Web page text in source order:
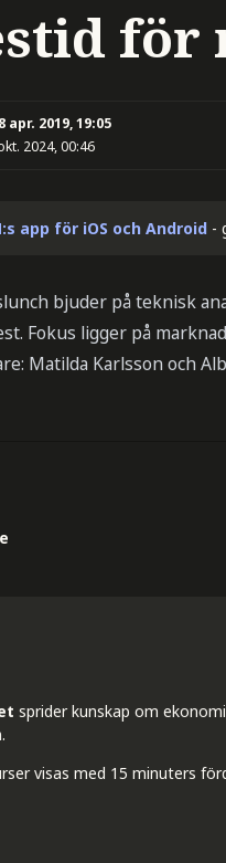
för
8 apr. 2019, 19:05
2024, 00:46
app för iOS och Android -
bjuder på teknisk
Fokus ligger på
Matilda Karlsson och
sprider kunskap om
visas med 15 minuters